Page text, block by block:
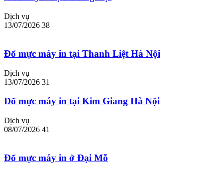
Dịch vụ
13/07/2026 38
Đổ mực máy in tại Thanh Liệt Hà Nội
Dịch vụ
13/07/2026 31
Đổ mực máy in tại Kim Giang Hà Nội
Dịch vụ
08/07/2026 41
Đổ mực máy in ở Đại Mỗ